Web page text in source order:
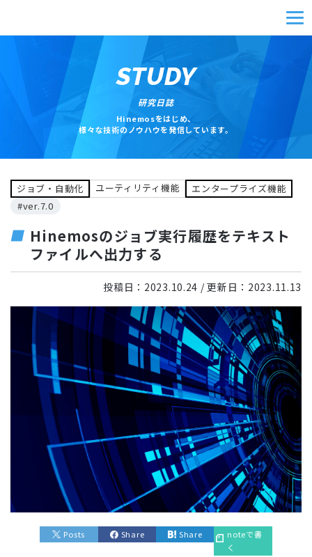
STUDY
研究日誌
Hinemosをはじめ、
様々な技術のノウハウを発信しています。
ジョブ・自動化 ユーティリティ機能
エンタープライズ機能
#ver.7.0
Hinemosのジョブ実行履歴をテキスト
ファイルへ出力する
投稿日： 2023.10.24 / 更新日： 2023.11.13
Posts Share Share
noteで書
く